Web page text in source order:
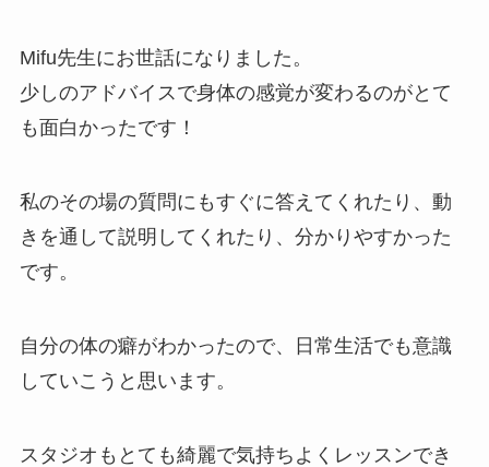
Mifu先生にお世話になりました。
少しのアドバイスで身体の感覚が変わるのがとて
も面白かったです！
私のその場の質問にもすぐに答えてくれたり、動
きを通して説明してくれたり、分かりやすかった
です。
自分の体の癖がわかったので、日常生活でも意識
していこうと思います。
スタジオもとても綺麗で気持ちよくレッスンでき